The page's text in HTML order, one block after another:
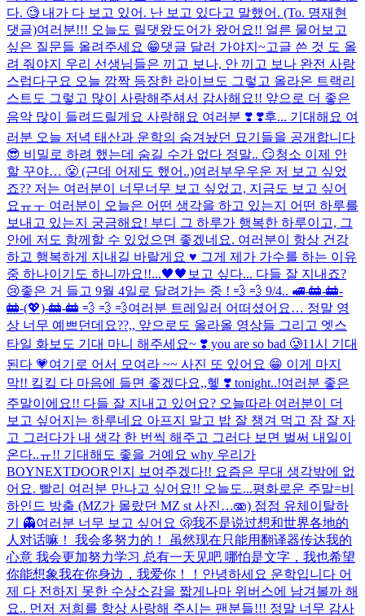
다. 🧐 내가 다 보고 있어. 난 보고 있다고 말했어. (To. 명재현
댓글)여러분!!! 오늘도 릴댓왔도어가 왔어요!! 얼른 물어보고
싶은 질문들 올려주세요 😁댓글 달러 가야지~고글 쓴 것 도 올
려 줘야지 우리 선생님들은 끼고 보나, 안 끼고 보나 완전 사랑
스럽다구요 오늘 깜짝 등장한 라이브도 그렇고 올라온 트랙리
스트도 그렇고 많이 사랑해주셔서 감사해요!! 앞으로 더 좋은
음악 많이 들려드릴게요 사랑해요 여러분 ❣️ ❣️후... 기대해요 여
러분 오늘 저녁 태산과 운학의 숨겨놨던 묘기들을 공개합니다
😎 비밀로 하려 했는데 숨길 수가 없다 정말.. 😏청소 이제 안
할 꾸야… 😤 (근데 어제도 했어..)여러부우우운 저 보고 싶었
죠?? 저는 여러분이 너무너무 보고 싶었고, 지금도 보고 싶어
요ㅠㅜ 여러분이 오늘은 어떤 생각을 하고 있는지 어떤 하루를
보내고 있는지 궁금해요! 부디 그 하루가 행복한 하루이고, 그
안에 저도 함께할 수 있었으면 좋겠네요. 여러분이 항상 건강
하고 행복하게 지내길 바랄게요 ♥️ 그게 제가 가수를 하는 이유
중 하나이기도 하니까요!!...🖤🖤 보고 싶다... 다들 잘 지내죠?
😢좋은 거 들고 9월 4일로 달려가는 중 ! 💨 💨 9/4.. 🚅-🚋-🚋-
🚋-(💖)-🚋-🚋 💨 💨 💨여러분 트레일러 어떠셨어요… 정말 영
상 너무 예쁘던데요??,, 앞으로도 올라올 영상들 그리고 엣스
타일 화보도 기대 마니 해주세요~ ❣️ you are so bad 🥲11시 기대
된다 💗여기로 어서 모여라 ~~ 사진 또 있어요 😁 이게 마지
막!! 킼킼 다 마음에 들면 좋겠다요,,헿 ❣️ tonight..!여러분 좋은
주말이에요!! 다들 잘 지내고 있어요? 오늘따라 여러분이 더
보고 싶어지는 하루네요 아프지 말고 밥 잘 챙겨 먹고 잠 잘 자
고 그러다가 내 생각 한 번씩 해주고 그러다 보면 벌써 내일이
온다..ㅠ!! 기대해도 좋을 거예요 why 우리가
BOYNEXTDOOR인지 보여주겠다!! 요즘은 무대 생각밖에 없
어요. 빨리 여러분 만나고 싶어요!! 오늘도...평화로운 주말=비
하인드 방출 (MZ가 몰랐던 MZ st 사진…🫨) 점점 유체이탈하
기 👻여러분 너무 보고 싶어요 🫢我不是说过想和世界各地的
人对话嘛！ 我会多努力的！ 虽然现在只能用翻译器传达我的
心意 我会更加努力学习 总有一天见吧 哪怕是文字，我也希望
你能想象我在你身边，我爱你！！ 안녕하세요 운학입니다 어
제 다 전하지 못한 수상소감을 짧게나마 위버스에 남겨볼까 해
요.. 먼저 저희를 항상 사랑해 주시는 팬분들!!! 정말 너무 감사